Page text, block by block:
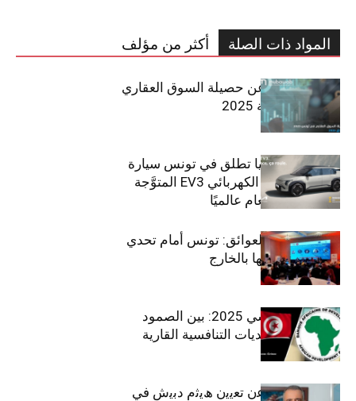
المواد ذات الصلة أكثر من مؤلف
مبوب تكشف عن حصيلة السوق العقاري
في تونس لسنة 2025
سيتي كارز – كيا تطلق في تونس سيارة
الـدفع الرباعي الكهربائي EV3 المتوَّجة
بلقب سيارة العام عالميًا
بين الطموح والعوائق: تونس أمام تحدي
استعادة كفاءاتها بالخارج
الاقتصاد التونسي 2025: بين الصمود
الاجتماعي وتحديات التنافسية القارية
ﺗﯾﺗرا ﺑﺎك ﺗﻌﻠن ﻋن ﺗﻌﯾﯾن ھﯾﺛم دﺑﯾش ﻓﻲ